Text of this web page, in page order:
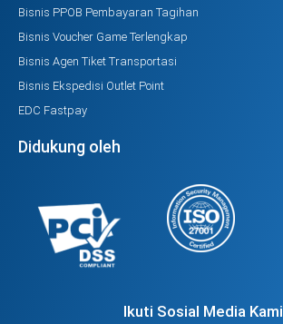
Bisnis PPOB Pembayaran Tagihan
Bisnis Voucher Game Terlengkap
Bisnis Agen Tiket Transportasi
Bisnis Ekspedisi Outlet Point
EDC Fastpay
Didukung oleh
Ikuti Sosial Media Kami